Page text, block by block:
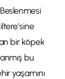
bir köpek
bu
yaşamını